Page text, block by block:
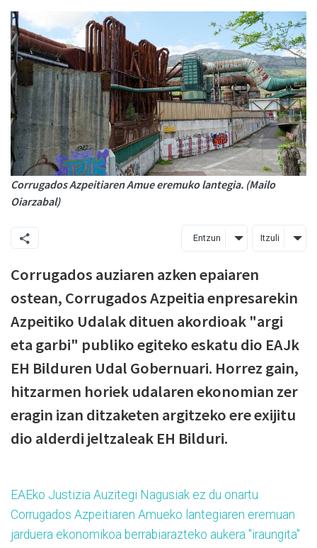
Corrugados Azpeitiaren Amue eremuko lantegia. (Mailo
Oiarzabal)
Entzun Itzuli
Corrugados auziaren azken epaiaren
ostean, Corrugados Azpeitia enpresarekin
Azpeitiko Udalak dituen akordioak "argi
eta garbi" publiko egiteko eskatu dio EAJk
EH Bilduren Udal Gobernuari. Horrez gain,
hitzarmen horiek udalaren ekonomian zer
eragin izan ditzaketen argitzeko ere exijitu
dio alderdi jeltzaleak EH Bilduri.
EAEko Justizia Auzitegi Nagusiak ez du onartu
Corrugados Azpeitiaren Amueko lantegiaren eremuan
jarduera ekonomikoa berrabiarazteko aukera "iraungita"